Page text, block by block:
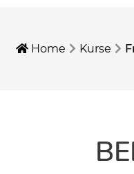
Home Kurse